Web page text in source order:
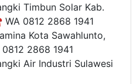
Timbun Solar Kab.
0812 2868 1941
Kota Sawahlunto,
2868 1941
Air Industri Sulawesi